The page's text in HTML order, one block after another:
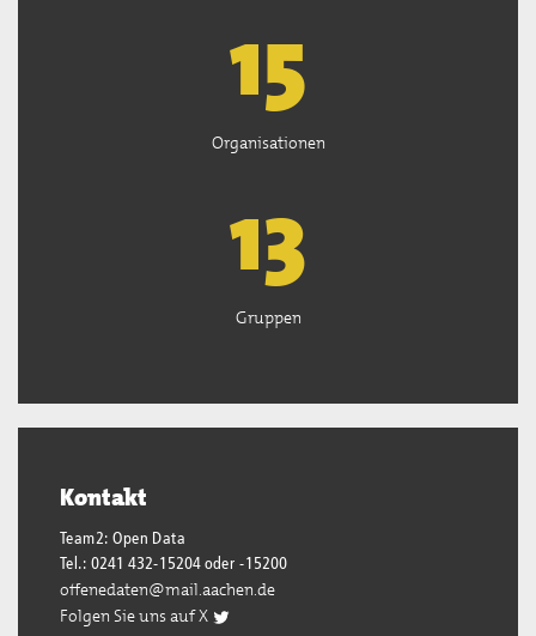
15
Organisationen
13
Gruppen
Kontakt
Team2: Open Data
Tel.: 0241 432-15204 oder -15200
offenedaten@mail.aachen.de
Folgen Sie uns auf X